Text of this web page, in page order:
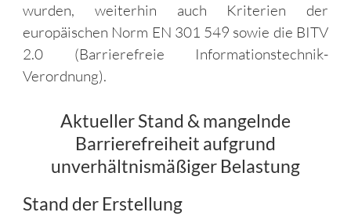
wurden, weiterhin auch Kriterien der
europäischen Norm EN 301 549 sowie die BITV
2.0 (Barrierefreie Informationstechnik-
Verordnung).
Aktueller Stand & mangelnde
Barrierefreiheit aufgrund
unverhältnismäßiger Belastung
Stand der Erstellung